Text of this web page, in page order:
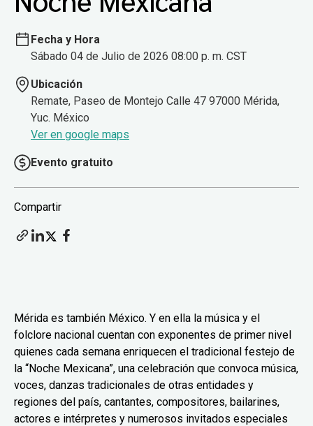
Fecha y Hora
Sábado 04 de Julio de 2026 08:00 p. m. CST
Ubicación
Remate, Paseo de Montejo Calle 47 97000 Mérida,
Yuc. México
Ver en google maps
Evento gratuito
Compartir
Mérida es también México. Y en ella la música y el
folclore nacional cuentan con exponentes de primer nivel
quienes cada semana enriquecen el tradicional festejo de
la “Noche Mexicana”, una celebración que convoca música,
voces, danzas tradicionales de otras entidades y
regiones del país, cantantes, compositores, bailarines,
actores e intérpretes y numerosos invitados especiales